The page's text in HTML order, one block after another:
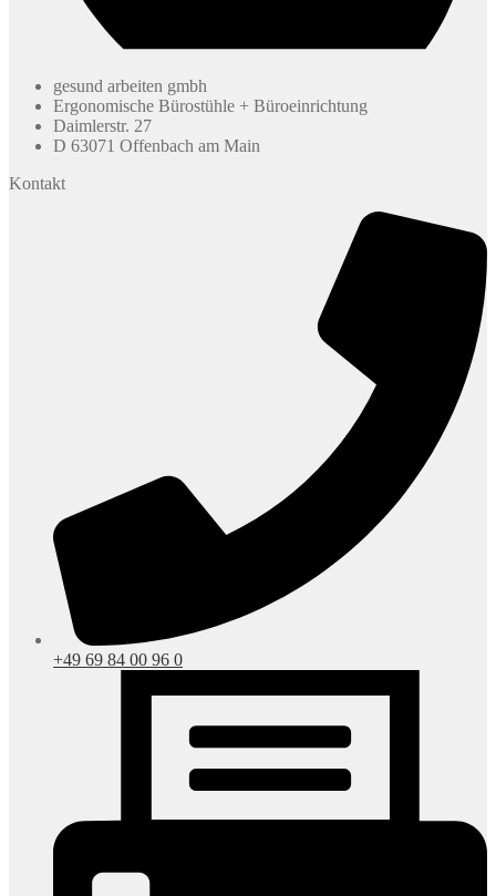
gesund arbeiten gmbh
Ergonomische Bürostühle + Büroeinrichtung
Daimlerstr. 27
D 63071 Offenbach am Main
Kontakt
+49 69 84 00 96 0